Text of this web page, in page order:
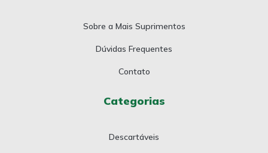
Sobre a Mais Suprimentos
Dúvidas Frequentes
Contato
Categorias
Descartáveis